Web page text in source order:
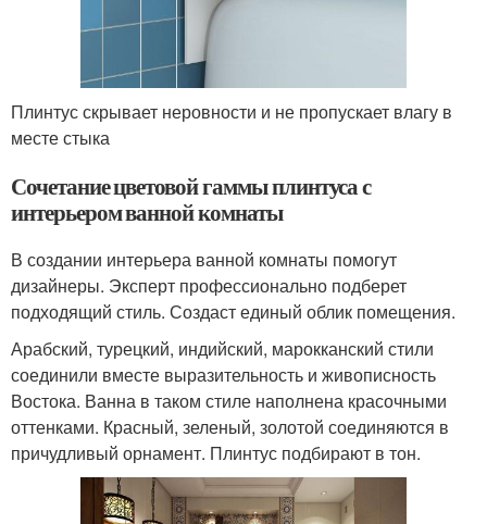
Плинтус скрывает неровности и не пропускает влагу в
месте стыка
Сочетание цветовой гаммы плинтуса с
интерьером ванной комнаты
В создании интерьера ванной комнаты помогут
дизайнеры. Эксперт профессионально подберет
подходящий стиль. Создаст единый облик помещения.
Арабский, турецкий, индийский, марокканский стили
соединили вместе выразительность и живописность
Востока. Ванна в таком стиле наполнена красочными
оттенками. Красный, зеленый, золотой соединяются в
причудливый орнамент. Плинтус подбирают в тон.